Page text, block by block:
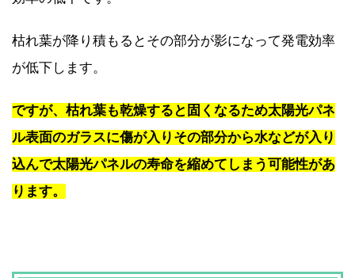
枯れ葉が降り積もるとその部分が影になって発電効率
が低下します。
ですが、枯れ葉も乾燥すると固くなるため太陽光パネ
ル表面のガラスに傷が入りその部分から水などが入り
込んで太陽光パネルの寿命を縮めてしまう可能性があ
ります。